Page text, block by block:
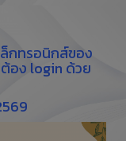
กทรอนิกส์ของ
อง login ด้วย